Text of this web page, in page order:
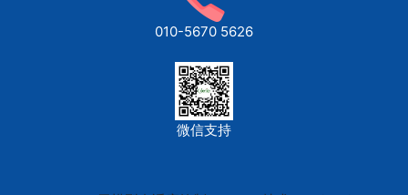
010-5670 5626
微信支持